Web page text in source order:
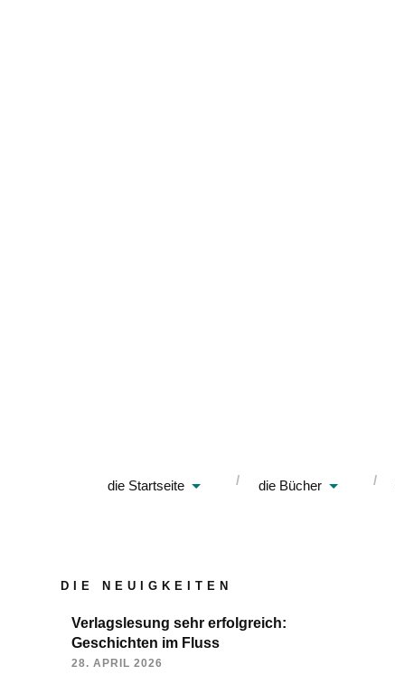
die Startseite die Bücher
DIE NEUIGKEITEN
Verlagslesung sehr erfolgreich:
Geschichten im Fluss
28. APRIL 2026